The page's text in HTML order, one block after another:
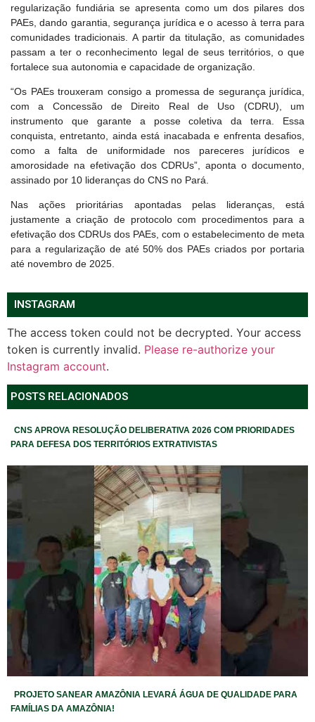
regularização fundiária se apresenta como um dos pilares dos
PAEs, dando garantia, segurança jurídica e o acesso à terra para
comunidades tradicionais. A partir da titulação, as comunidades
passam a ter o reconhecimento legal de seus territórios, o que
fortalece sua autonomia e capacidade de organização.
“Os PAEs trouxeram consigo a promessa de segurança jurídica,
com a Concessão de Direito Real de Uso (CDRU), um
instrumento que garante a posse coletiva da terra. Essa
conquista, entretanto, ainda está inacabada e enfrenta desafios,
como a falta de uniformidade nos pareceres jurídicos e
amorosidade na efetivação dos CDRUs”, aponta o documento,
assinado por 10 lideranças do CNS no Pará.
Nas ações prioritárias apontadas pelas lideranças, está
justamente a criação de protocolo com procedimentos para a
efetivação dos CDRUs dos PAEs, com o estabelecimento de meta
para a regularização de até 50% dos PAEs criados por portaria
até novembro de 2025.
INSTAGRAM
The access token could not be decrypted. Your access
token is currently invalid. Please re-authorize your
Instagram account.
POSTS RELACIONADOS
CNS APROVA RESOLUÇÃO DELIBERATIVA 2026 COM PRIORIDADES
PARA DEFESA DOS TERRITÓRIOS EXTRATIVISTAS
PROJETO SANEAR AMAZÔNIA LEVARÁ ÁGUA DE QUALIDADE PARA
FAMÍLIAS DA AMAZÔNIA!